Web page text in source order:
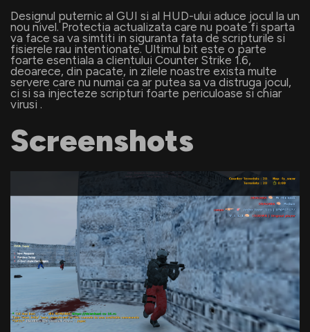
Designul puternic al GUI si al HUD-ului aduce jocul la un
nou nivel. Protectia actualizata care nu poate fi sparta
va face sa va simtiti in siguranta fata de scripturile si
fisierele rau intentionate. Ultimul bit este o parte
foarte esentiala a clientului Counter Strike 1.6,
deoarece, din pacate, in zilele noastre exista multe
servere care nu numai ca ar putea sa va distruga jocul,
ci si sa injecteze scripturi foarte periculoase si chiar
virusi .
Screenshots